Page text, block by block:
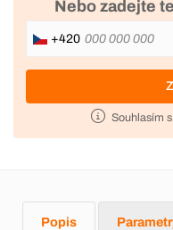
Nebo zadejte
+420
Souhlasím s
Popis